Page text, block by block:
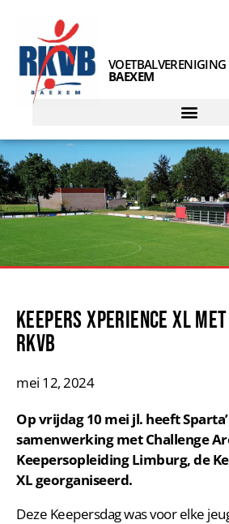
VOETBALVERENIGING
BAEXEM
Keepers Xperience XL
RKVB
mei 12, 2024
Op vrijdag 10 mei jl. heeft
samenwerking met Challenge
Keepersopleiding Limburg, de
XL georganiseerd.
Deze Keepersdag was voor elke